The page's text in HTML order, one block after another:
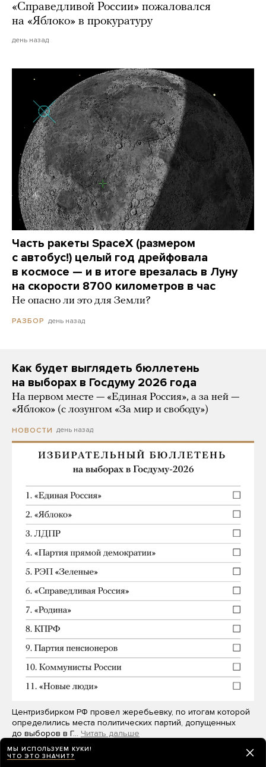
«Справедливой России» пожаловался
на «Яблоко» в прокуратуру
день назад
Часть ракеты SpaceX (размером
с автобус!) целый год дрейфовала
в космосе — и в итоге врезалась в Луну
на скорости 8700 километров в час
Не опасно ли это для Земли?
РАЗБОР день назад
Как будет выглядеть бюллетень
на выборах в Госдуму 2026 года
На первом месте — «Единая Россия», а за ней —
«Яблоко» (с лозунгом «За мир и свободу»)
НОВОСТИ день назад
Центризбирком РФ провел жеребьевку, по итогам которой
определились места политических партий, допущенных
до выборов в Г… Читать дальше
МЫ ИСПОЛЬЗУЕМ КУКИ!
ЧТО ЭТО ЗНАЧИТ?